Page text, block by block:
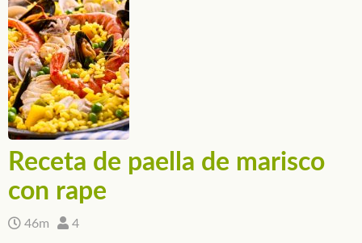
Receta de paella de marisco
con rape
46m 4